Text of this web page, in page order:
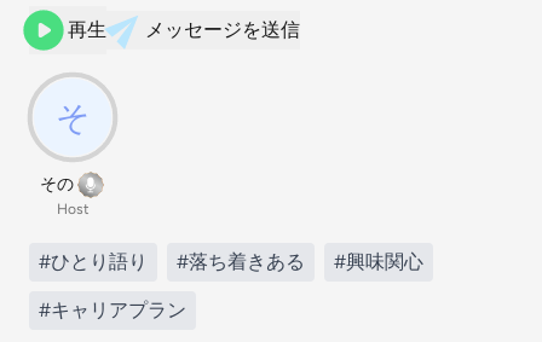
再生 メッセージを送信
その
Host
#ひとり語り #落ち着きある #興味関心
#キャリアプラン